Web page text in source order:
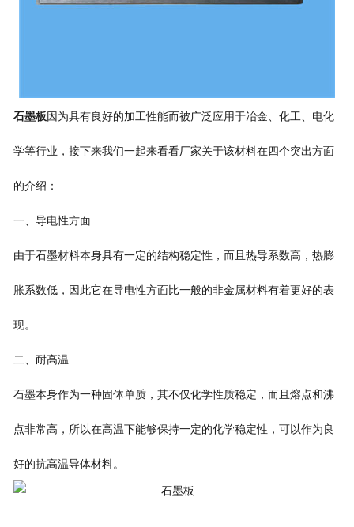
石墨板因为具有良好的加工性能而被广泛应用于冶金、化工、电化
学等行业，接下来我们一起来看看厂家关于该材料在四个突出方面
的介绍：
一、导电性方面
由于石墨材料本身具有一定的结构稳定性，而且热导系数高，热膨
胀系数低，因此它在导电性方面比一般的非金属材料有着更好的表
现。
二、耐高温
石墨本身作为一种固体单质，其不仅化学性质稳定，而且熔点和沸
点非常高，所以在高温下能够保持一定的化学稳定性，可以作为良
好的抗高温导体材料。